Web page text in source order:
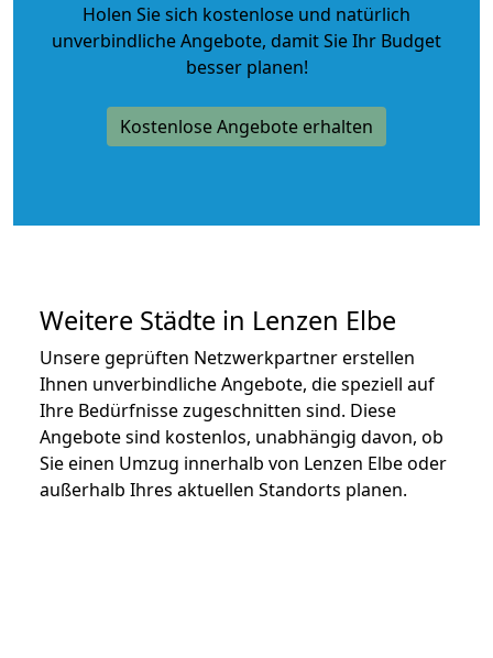
Holen Sie sich kostenlose und natürlich
unverbindliche Angebote, damit Sie Ihr Budget
besser planen!
Kostenlose Angebote erhalten
Weitere Städte in Lenzen Elbe
Unsere geprüften Netzwerkpartner erstellen
Ihnen unverbindliche Angebote, die speziell auf
Ihre Bedürfnisse zugeschnitten sind. Diese
Angebote sind kostenlos, unabhängig davon, ob
Sie einen Umzug innerhalb von Lenzen Elbe oder
außerhalb Ihres aktuellen Standorts planen.